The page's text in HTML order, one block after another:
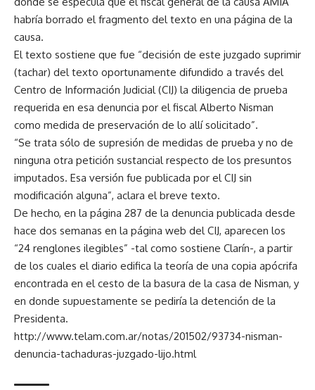
habría borrado el fragmento del texto en una página de la
causa.
El texto sostiene que fue “decisión de este juzgado suprimir
(tachar) del texto oportunamente difundido a través del
Centro de Información Judicial (CIJ) la diligencia de prueba
requerida en esa denuncia por el fiscal Alberto Nisman
como medida de preservación de lo allí solicitado”.
“Se trata sólo de supresión de medidas de prueba y no de
ninguna otra petición sustancial respecto de los presuntos
imputados. Esa versión fue publicada por el CIJ sin
modificación alguna”, aclara el breve texto.
De hecho, en la página 287 de la denuncia publicada desde
hace dos semanas en la página web del CIJ, aparecen los
“24 renglones ilegibles” -tal como sostiene Clarín-, a partir
de los cuales el diario edifica la teoría de una copia apócrifa
encontrada en el cesto de la basura de la casa de Nisman, y
en donde supuestamente se pediría la detención de la
Presidenta.
http://www.telam.com.ar/notas/201502/93734-nisman-
denuncia-tachaduras-juzgado-lijo.html